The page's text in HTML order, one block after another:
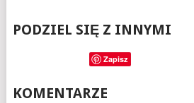
PODZIEL SIĘ Z INNYMI
Zapisz
KOMENTARZE